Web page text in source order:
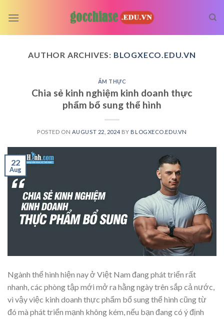
AUTHOR ARCHIVES: BLOGXECO.EDU.VN
ẨM THỰC
Chia sẻ kinh nghiệm kinh doanh thực
phẩm bổ sung thể hình
POSTED ON AUGUST 22, 2024 BY BLOGXECO.EDU.VN
22
Aug
Ngành thể hình hiện nay ở Việt Nam đang phát triển rất
nhanh, các phòng tập mới mở ra hằng ngày trên sắp cả nước,
vì vậy việc kinh doanh thực phẩm bổ sung thể hình cũng từ
đó mà phát triển mạnh không kém, nếu bạn đang có ý định